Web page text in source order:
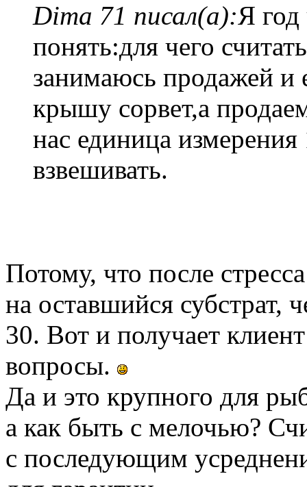
Dima 71 писал(а):Я
понять:для чего
занимаюсь продажей и
крышу сорвет,а
нас единица
взвешивать.
Потому, что после
на оставшийся субстрат,
30. Вот и получает
вопросы.
Да и это крупного для
а как быть с мелочью?
с последующим